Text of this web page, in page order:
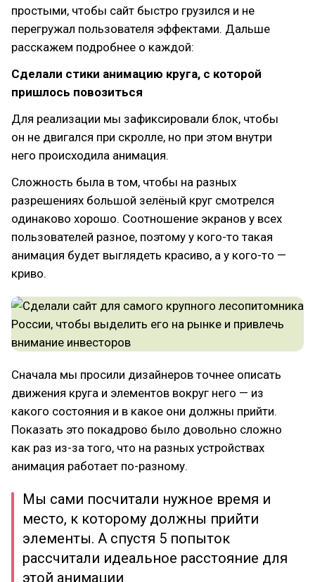
простыми, чтобы сайт быстро грузился и не
перегружал пользователя эффектами. Дальше
расскажем подробнее о каждой:
Сделали стики анимацию круга, с которой
пришлось повозиться
Для реализации мы зафиксировали блок, чтобы
он не двигался при скролле, но при этом внутри
него происходила анимация.
Сложность была в том, чтобы на разных
разрешениях большой зелёный круг смотрелся
одинаково хорошо. Соотношение экранов у всех
пользователей разное, поэтому у кого-то такая
анимация будет выглядеть красиво, а у кого-то —
криво.
Сначала мы просили дизайнеров точнее описать
движения круга и элементов вокруг него — из
какого состояния и в какое они должны прийти.
Показать это покадрово было довольно сложно
как раз из-за того, что на разных устройствах
анимация работает по-разному.
Мы сами посчитали нужное время и
место, к которому должны прийти
элементы. А спустя 5 попыток
рассчитали идеальное расстояние для
этой анимации